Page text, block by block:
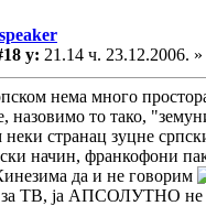
у: 21.14 ч. 23.12.2006. »
нема много
назовимо то тако,
странац зуцне
начин, франкофони
да и не говорим
за ТВ, ја АПСОЛУТНО не